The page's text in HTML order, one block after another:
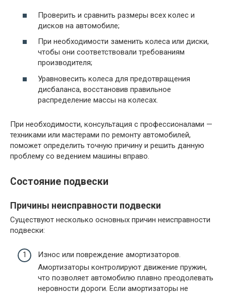
Проверить и сравнить размеры всех колес и
дисков на автомобиле;
При необходимости заменить колеса или диски,
чтобы они соответствовали требованиям
производителя;
Уравновесить колеса для предотвращения
дисбаланса, восстановив правильное
распределение массы на колесах.
При необходимости, консультация с профессионалами —
техниками или мастерами по ремонту автомобилей,
поможет определить точную причину и решить данную
проблему со ведением машины вправо.
Состояние подвески
Причины неисправности подвески
Существуют несколько основных причин неисправности
подвески:
Износ или повреждение амортизаторов.
Амортизаторы контролируют движение пружин,
что позволяет автомобилю плавно преодолевать
неровности дороги. Если амортизаторы не